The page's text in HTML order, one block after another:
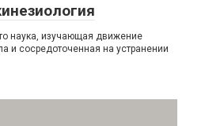
наука, изучающая движение
и сосредоточенная на устранении